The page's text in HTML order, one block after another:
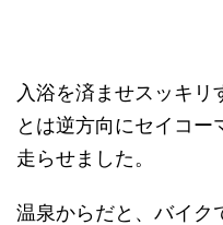
入浴を済ませスッキ
とは逆方向にセイコー
走らせました。
温泉からだと、バイク